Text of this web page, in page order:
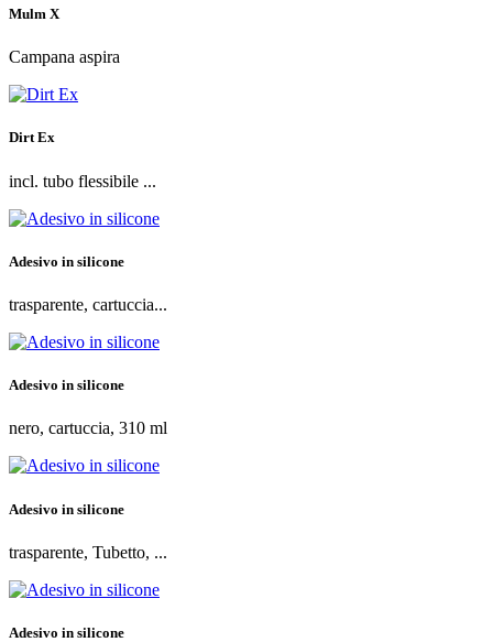
Mulm X
Campana aspira
Dirt Ex
incl. tubo flessibile ...
Adesivo in silicone
trasparente, cartuccia...
Adesivo in silicone
nero, cartuccia, 310 ml
Adesivo in silicone
trasparente, Tubetto, ...
Adesivo in silicone